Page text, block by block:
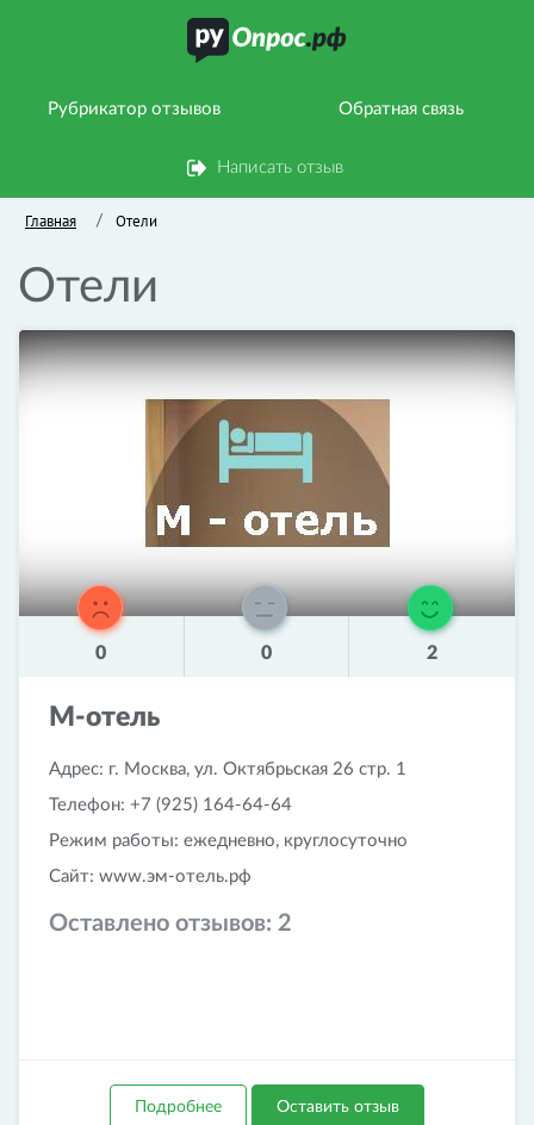
Рубрикатор отзывов Обратная связь
Написать отзыв
Главная / Отели
Отели
0 0 2
М-отель
Адрес: г. Москва, ул. Октябрьская 26 стр. 1
Телефон: +7 (925) 164-64-64
Режим работы: ежедневно, круглосуточно
Сайт: www.эм-отель.рф
Оставлено отзывов: 2
Подробнее Оставить отзыв